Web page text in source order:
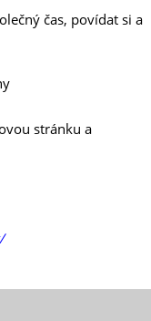
čas, povídat si a
stránku a